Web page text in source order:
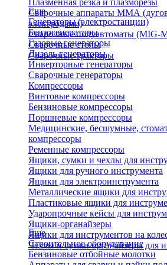
Плазменная резка и плазморезы
Сварочные аппараты ММА
электродами)
Сварочные полуавтоматы (MIG-
Сварочные столы
Сварочные тракторы
Еще
Генераторы (электростанции)
Бензогенераторы
Газовые генераторы
Дизель генераторы
Инверторные генераторы
Сварочные генераторы
Компрессоры
Винтовые компрессоры
Бензиновые компрессоры
Поршневые компрессоры
Медицинские, бесшумные,
компрессоры
Ременные компрессоры
Ящики, сумки и чехлы для
Ящики для ручного инструмента
Ящики для электроинструмента
Металлические ящики для
Пластиковые ящики для
Ударопрочные кейсы для
Ящики-органайзеры
Ящики для инструментов на
Чехлы и сумки органайзеры для
Еще
Строительное оборудование
Бензиновые отбойные молотки